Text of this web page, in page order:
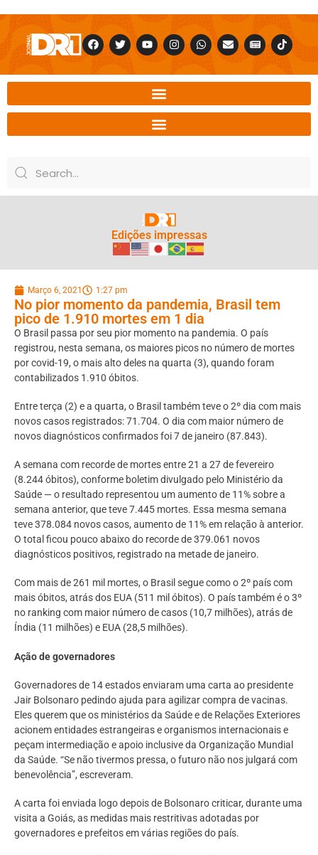
Edições impressas
Março 6, 2021 1:27 pm
No pior momento da pandemia, Brasil tem
pico de 1.910 mortes em 1 dia
O Brasil passa por seu pior momento na pandemia. O país
registrou, nesta semana, os maiores picos no número de mortes
por covid-19, o mais alto deles na quarta (3), quando foram
contabilizados 1.910 óbitos.
Entre terça (2) e a quarta, o Brasil também teve o 2º dia com mais
novos casos registrados: 71.704. O dia com maior número de
novos diagnósticos confirmados foi 7 de janeiro (87.843).
A semana com recorde de mortes entre 21 a 27 de fevereiro
(8.244 óbitos), conforme boletim divulgado pelo Ministério da
Saúde — o resultado representou um aumento de 11% sobre a
semana anterior, que teve 7.445 mortes. Essa mesma semana
teve 378.084 novos casos, aumento de 11% em relação à anterior.
O total ficou pouco abaixo do recorde de 379.061 novos
diagnósticos positivos, registrado na metade de janeiro.
Com mais de 261 mil mortes, o Brasil segue como o 2º país com
mais óbitos, atrás dos EUA (511 mil óbitos). O país também é o 3º
no ranking com maior número de casos (10,7 milhões), atrás de
Índia (11 milhões) e EUA (28,5 milhões).
Ação de governadores
Governadores de 14 estados enviaram uma carta ao presidente
Jair Bolsonaro pedindo ajuda para agilizar compra de vacinas.
Eles querem que os ministérios da Saúde e de Relações Exteriores
acionem entidades estrangeiras e organismos internacionais e
peçam intermediação e apoio inclusive da Organização Mundial
da Saúde. “Se não tivermos pressa, o futuro não nos julgará com
benevolência”, escreveram.
A carta foi enviada logo depois de Bolsonaro criticar, durante uma
visita a Goiás, as medidas mais restritivas adotadas por
governadores e prefeitos em várias regiões do país.